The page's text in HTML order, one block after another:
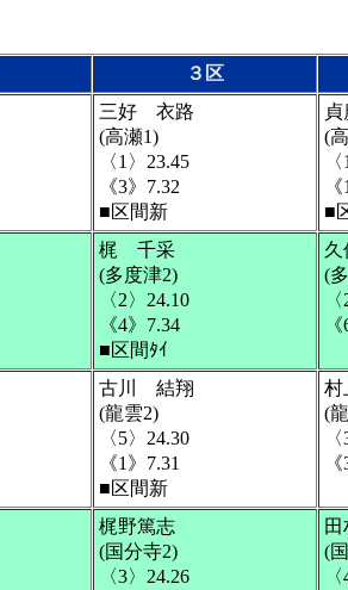
３区
三好 衣路
(高瀬1)
〈1〉23.45
《3》7.32
■区間新
(
■
梶 千采
(多度津2)
〈2〉24.10
《4》7.34
■区間ﾀｲ
(
古川 結翔
(龍雲2)
〈5〉24.30
《1》7.31
■区間新
(
梶野篤志
(国分寺2)
〈3〉24.26
(